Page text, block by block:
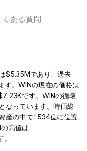
くある質問
$5.35Mであり、過去
。WINの現在の価格は
です。WINの循環
なっています。時価総
産の中で1534位に位置
高値は